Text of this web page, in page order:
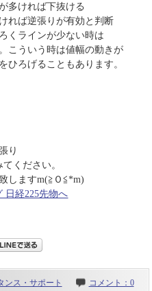
多ければ下抜ける
れば逆張りが有効と判断
くラインが少ない時は
こういう時は値幅の動きが
ひろげることもあります。
り
ください。
しますm(≧Ｏ≦*m)
ンス・サポート コメント：0